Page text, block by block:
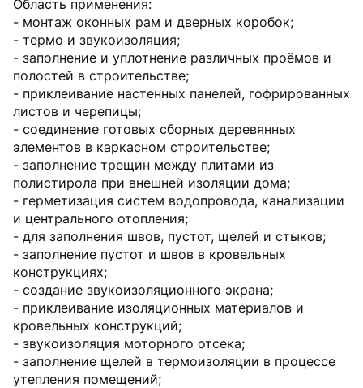
Область применения:
- монтаж оконных рам и дверных коробок;
- термо и звукоизоляция;
- заполнение и уплотнение различных проёмов и
полостей в строительстве;
- приклеивание настенных панелей, гофрированных
листов и черепицы;
- соединение готовых сборных деревянных
элементов в каркасном строительстве;
- заполнение трещин между плитами из
полистирола при внешней изоляции дома;
- герметизация систем водопровода, канализации
и центрального отопления;
- для заполнения швов, пустот, щелей и стыков;
- заполнение пустот и швов в кровельных
конструкциях;
- создание звукоизоляционного экрана;
- приклеивание изоляционных материалов и
кровельных конструкций;
- звукоизоляция моторного отсека;
- заполнение щелей в термоизоляции в процессе
утепления помещений;